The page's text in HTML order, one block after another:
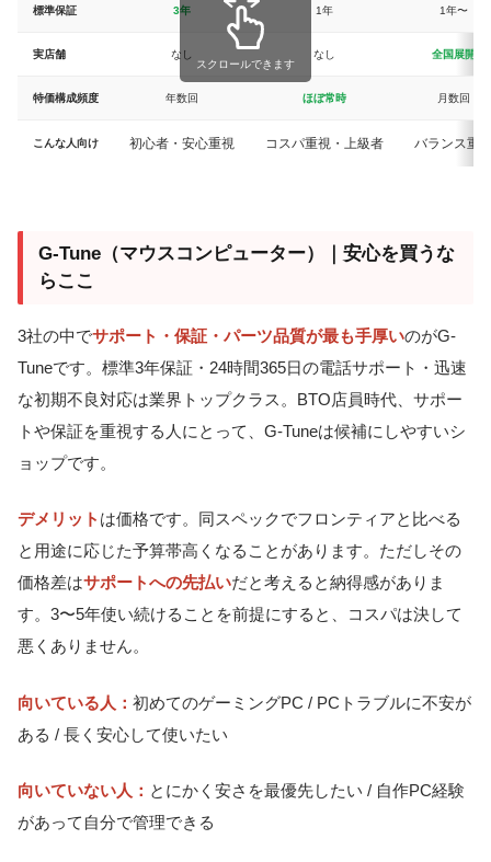
標準保証 3年 1年 1年〜
実店舗 なし なし 全国展開
特価構成頻度 年数回 ほぼ常時 月数回
こんな人向け 初心者・安心重視 コスパ重視・上級者 バランス重
スクロールできます
G-Tune（マウスコンピューター）｜安心を買うな
らここ
3社の中でサポート・保証・パーツ品質が最も手厚いのがG-
Tuneです。標準3年保証・24時間365日の電話サポート・迅速
な初期不良対応は業界トップクラス。BTO店員時代、サポー
トや保証を重視する人にとって、G-Tuneは候補にしやすいシ
ョップです。
デメリット は価格です。同スペックでフロンティアと比べる
と用途に応じた予算帯高くなることがあります。ただしその
価格差はサポートへの先払いだと考えると納得感がありま
す。3〜5年使い続けることを前提にすると、コスパは決して
悪くありません。
向いている人： 初めてのゲーミングPC / PCトラブルに不安が
ある / 長く安心して使いたい
向いていない人： とにかく安さを最優先したい / 自作PC経験
があって自分で管理できる